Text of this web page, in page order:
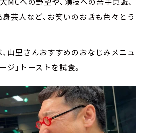
芸人など、お笑いのお話も色々とう
山里さんおすすめのおなじみメニュ
ジ」トーストを試食。